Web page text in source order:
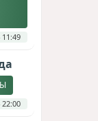
11:49
22:00